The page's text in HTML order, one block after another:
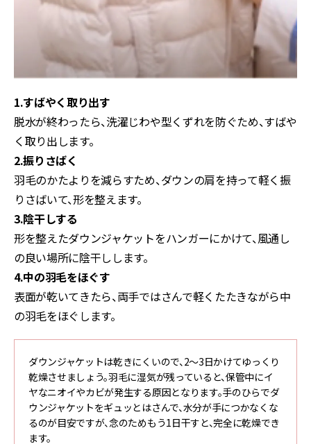
1.すばやく取り出す
脱水が終わったら、洗濯じわや型くずれを防ぐため、すばや
く取り出します。
2.振りさばく
羽毛のかたよりを減らすため、ダウンの肩を持って軽く振
りさばいて、形を整えます。
3.陰干しする
形を整えたダウンジャケットをハンガーにかけて、風通し
の良い場所に陰干しします。
4.中の羽毛をほぐす
表面が乾いてきたら、両手ではさんで軽くたたきながら中
の羽毛をほぐします。
ダウンジャケットは乾きにくいので、2〜3日かけてゆっくり
乾燥させましょう。羽毛に湿気が残っていると、保管中にイ
ヤなニオイやカビが発生する原因となります。手のひらでダ
ウンジャケットをギュッとはさんで、水分が手につかなくな
るのが目安ですが、念のためもう1日干すと、完全に乾燥でき
ます。